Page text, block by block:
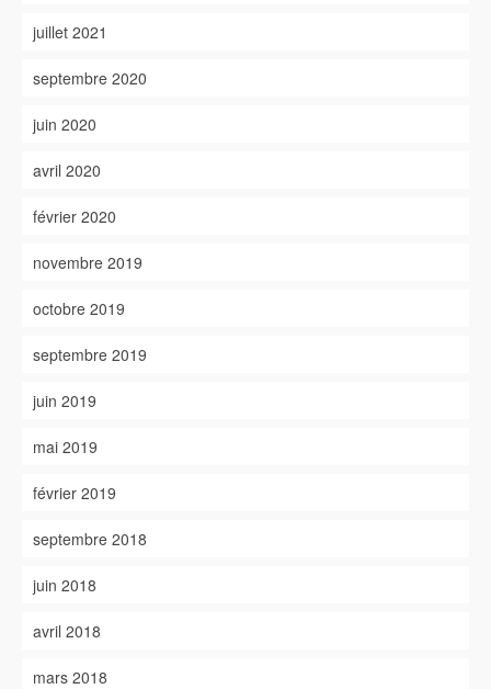
juillet 2021
septembre 2020
juin 2020
avril 2020
février 2020
novembre 2019
octobre 2019
septembre 2019
juin 2019
mai 2019
février 2019
septembre 2018
juin 2018
avril 2018
mars 2018